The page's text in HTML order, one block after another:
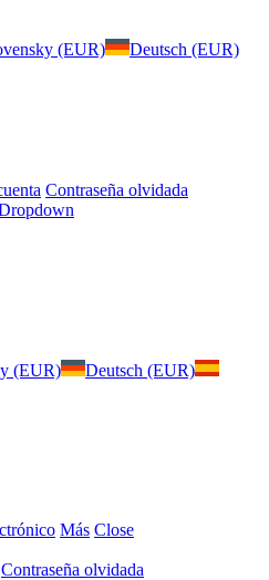
(EUR)
Deutsch (EUR)
Contraseña olvidada
(EUR)
Deutsch (EUR)
Más Close
Contraseña olvidada